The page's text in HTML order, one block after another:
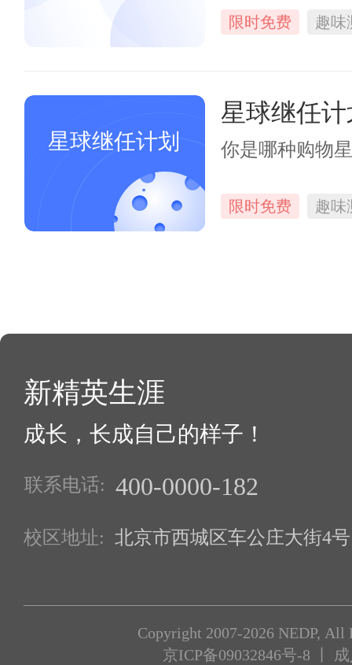
限时免费 趣味
星球继任计划
星球继任计
你是哪种购物
限时免费 趣味
新精英生涯
成长，长成自己的样子！
联系电话: 400-0000-182
校区地址: 北京市西城区车公庄大街4
Copyright 2007-2026 NEDP, All
京ICP备09032846号-8 丨